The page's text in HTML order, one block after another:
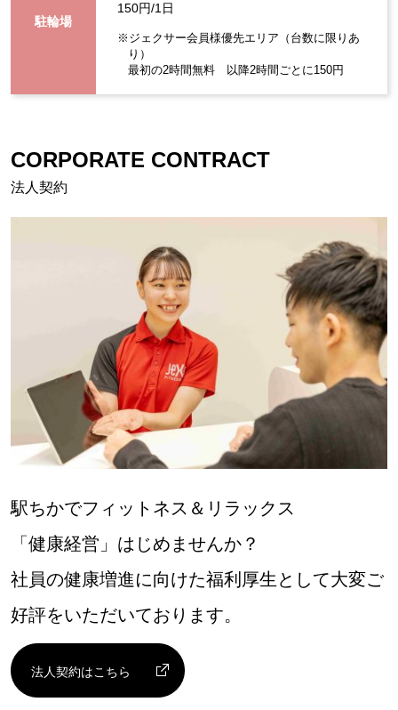
駐輪場
150円/1日
※ジェクサー会員様優先エリア（台数に限りあ
り）
最初の2時間無料 以降2時間ごとに150円
CORPORATE CONTRACT
法人契約
駅ちかでフィットネス＆リラックス
「健康経営」はじめませんか？
社員の健康増進に向けた福利厚生として大変ご
好評をいただいております。
法人契約はこちら